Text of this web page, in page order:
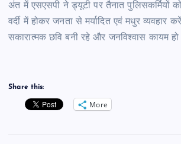
अंत में एसएसपी ने ड्यूटी पर तैनात पुलिसकर्मियों को
वर्दी में होकर जनता से मर्यादित एवं मधुर व्यवहार
सकारात्मक छवि बनी रहे और जनविश्वास कायम
Share this:
More